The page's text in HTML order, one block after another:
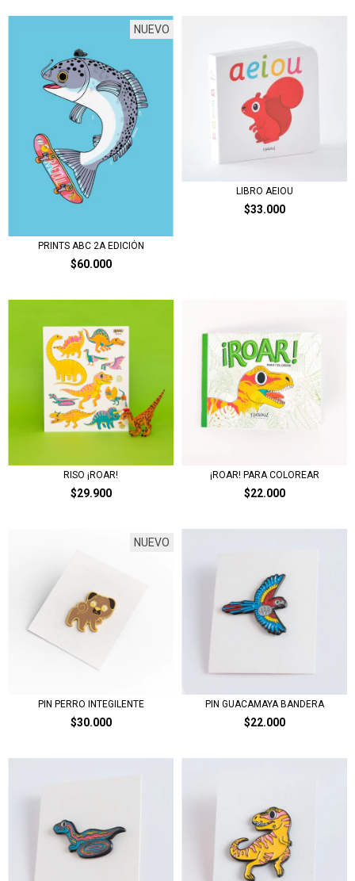
NUEVO
PRINTS ABC 2A EDICIÓN
$60.000
LIBRO AEIOU
$33.000
RISO ¡ROAR!
$29.900
¡ROAR! PARA COLOREAR
$22.000
NUEVO
PIN PERRO INTEGILENTE
$30.000
PIN GUACAMAYA BANDERA
$22.000